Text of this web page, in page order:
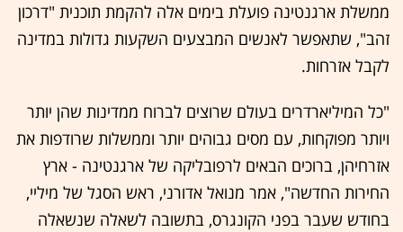
ממשלת ארגנטינה פועלת בימים אלה להקמת תוכנית "דרכון
זהב", שתאפשר לאנשים המבצעים השקעות גדולות במדינה
לקבל אזרחות.
"כל המיליארדרים בעולם שרוצים לברוח ממדינות שהן יותר
ויותר מפוקחות, עם מסים גבוהים יותר וממשלות שרודפות את
אזרחיהן, ברוכים הבאים לרפובליקה של ארגנטינה - ארץ
החירות החדשה", אמר מנואל אדורני, ראש הסגל של מיליי,
בחודש שעבר בפני הקונגרס, בתשובה לשאלה שנשאלה